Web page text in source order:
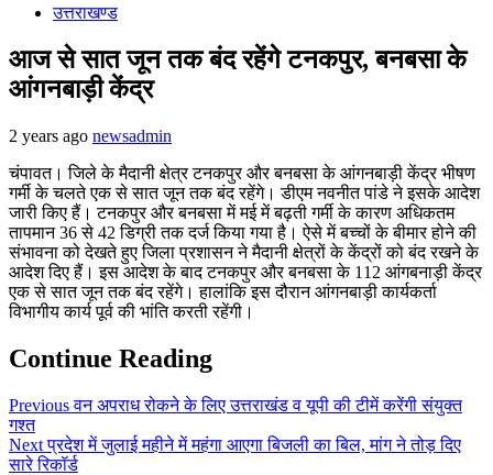
उत्तराखण्ड
आज से सात जून तक बंद रहेंगे टनकपुर, बनबसा के
आंगनबाड़ी केंद्र
2 years ago newsadmin
चंपावत। जिले के मैदानी क्षेत्र टनकपुर और बनबसा के आंगनबाड़ी केंद्र भीषण
गर्मी के चलते एक से सात जून तक बंद रहेंगे। डीएम नवनीत पांडे ने इसके आदेश
जारी किए हैं। टनकपुर और बनबसा में मई में बढ़ती गर्मी के कारण अधिकतम
तापमान 36 से 42 डिग्री तक दर्ज किया गया है। ऐसे में बच्चों के बीमार होने की
संभावना को देखते हुए जिला प्रशासन ने मैदानी क्षेत्रों के केंद्रों को बंद रखने के
आदेश दिए हैं। इस आदेश के बाद टनकपुर और बनबसा के 112 आंगबनाड़ी केंद्र
एक से सात जून तक बंद रहेंगे। हालांकि इस दौरान आंगनबाड़ी कार्यकर्ता
विभागीय कार्य पूर्व की भांति करती रहेंगी।
Continue Reading
Previousवन अपराध रोकने के लिए उत्तराखंड व यूपी की टीमें करेंगी संयुक्त
गश्त
Nextप्रदेश में जुलाई महीने में महंगा आएगा बिजली का बिल, मांग ने तोड़ दिए
सारे रिकॉर्ड